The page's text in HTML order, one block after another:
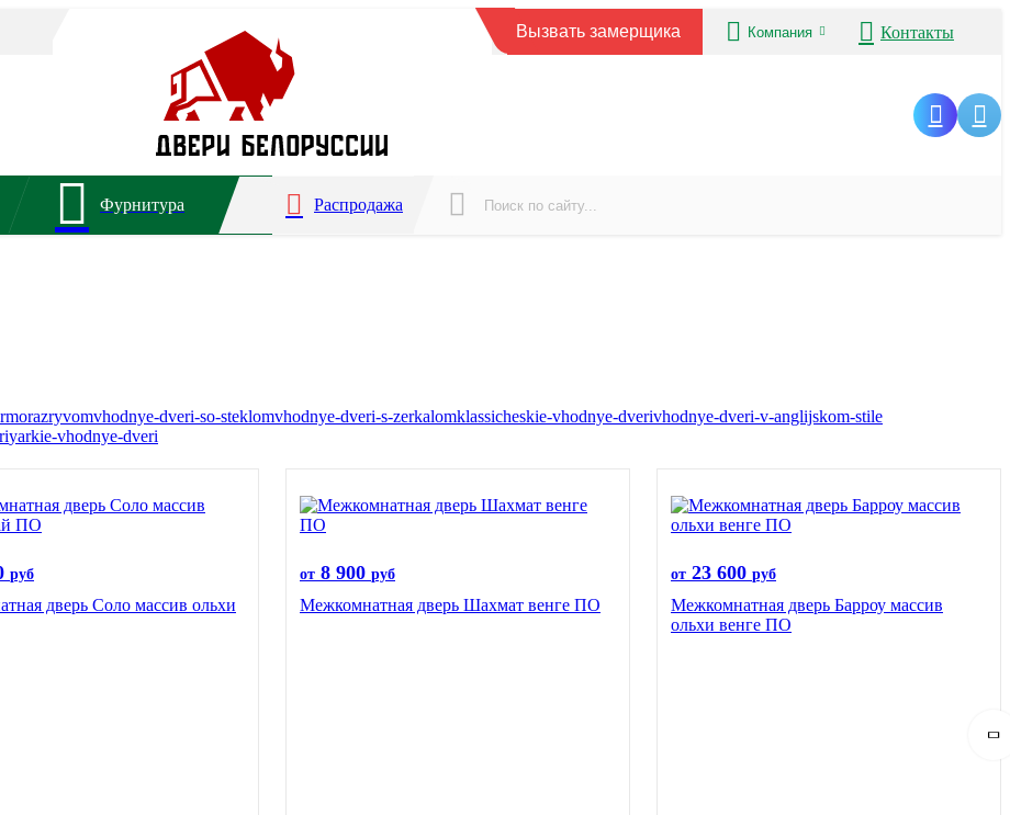
Вызвать замерщика Компания Контакты
Фурнитура Распродажа
vhodnye-dveri-so-steklomvhodnye-dveri-s-zerkalomklassicheskie-vhodnye-dverivhodnye-dveri-v-anglijskom-stile
yarkie-vhodnye-dveri
руб
дверь Соло массив ольхи
от 8 900 руб
Межкомнатная дверь Шахмат венге ПО
от 23 600 руб
Межкомнатная дверь Барроу массив
ольхи венге ПО